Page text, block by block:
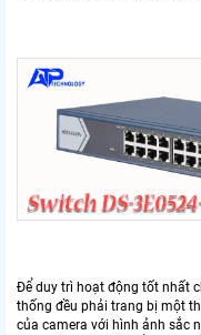
Để duy trì hoạt động tốt nhất
thống đều phải trang bị một
của camera với hình ảnh sắc